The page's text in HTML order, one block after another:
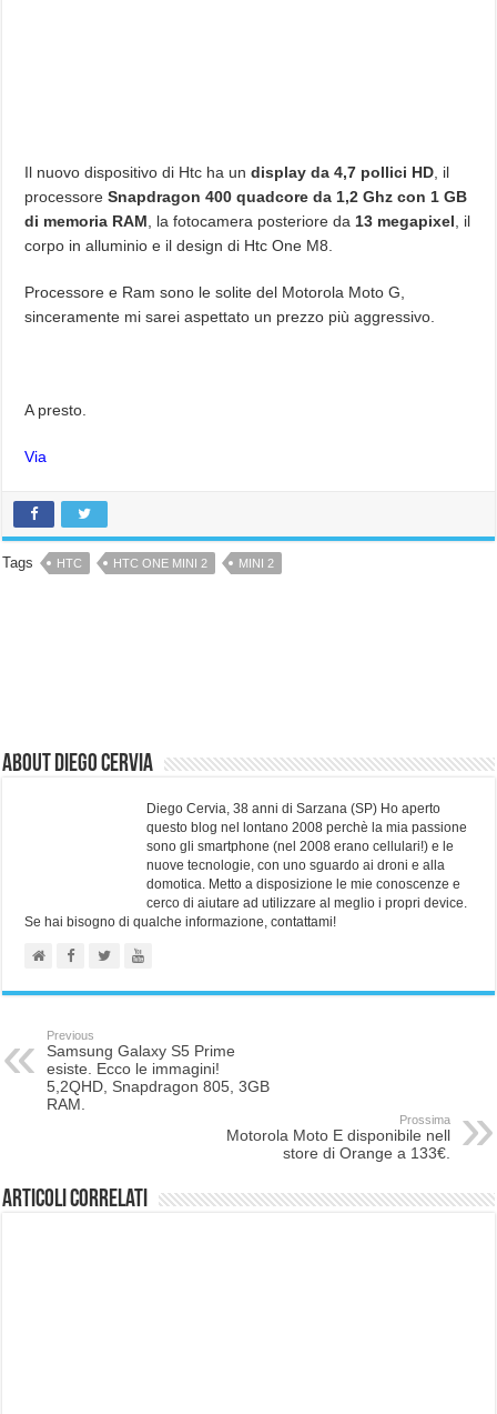
Il nuovo dispositivo di Htc ha undisplay da 4,7 pollici HD , il
processore Snapdragon 400 quadcore da 1,2 Ghz con 1 GB
di memoria RAM , la fotocamera posteriore da 13 megapixel , il
corpo in alluminio e il design di Htc One M8.
Processore e Ram sono le solite del Motorola Moto G,
sinceramente mi sarei aspettato un prezzo più aggressivo.
A presto.
Via
Tags HTC HTC ONE MINI 2 MINI 2
About Diego Cervia
Diego Cervia, 38 anni di Sarzana (SP) Ho aperto
questo blog nel lontano 2008 perchè la mia passione
sono gli smartphone (nel 2008 erano cellulari!) e le
nuove tecnologie, con uno sguardo ai droni e alla
domotica. Metto a disposizione le mie conoscenze e
cerco di aiutare ad utilizzare al meglio i propri device.
Se hai bisogno di qualche informazione, contattami!
Previous
Samsung Galaxy S5 Prime
esiste. Ecco le immagini!
5,2QHD, Snapdragon 805, 3GB
RAM.
Prossima
Motorola Moto E disponibile nell
store di Orange a 133€.
Articoli correlati